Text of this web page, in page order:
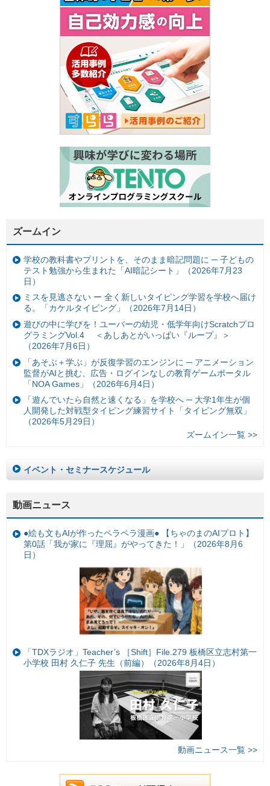
ズームイン
学校の教科書やプリントを、そのまま暗記問題に ─ 子どもの
テスト勉強から生まれた「AI暗記シート」（2026年7月23
日）
ミスを見逃さない ー 全く新しいタイピング学習を学校へ届け
る。「カケルタイピング」（2026年7月14日）
遊びの中に学びを！ユーバーの幼児・低学年向けScratchプロ
グラミングVol.4 ＜あしあとがいっぱい『ループ』＞
（2026年7月6日）
「あそぶ＋学ぶ」が反復学習のエンジンに ─ アニメーション
監督がAIと挑む、広告・ログインなしの教育ゲームポータル
「NOA Games」（2026年6月4日）
「遊んでいたら自然と速くなる」を学校へ ─ 大学1年生が個
人開発した対戦型タイピング練習サイト「タイピング無双」
（2026年5月29日）
ズームイン一覧 >>
イベント・セミナースケジュール
動画ニュース
●絵も文もAIが作ったペラペラ漫画● 【ちゃのまのAIプロト】
第0話「我が家に『理屈』がやってきた！」（2026年8月6
日）
「TDXラジオ」Teacher’s ［Shift］File.279 板橋区立志村第一
小学校 田村 久仁子 先生（前編）（2026年8月4日）
動画ニュース一覧 >>